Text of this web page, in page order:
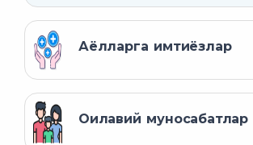
Аёлларга имтиёзлар
Оилавий муносабатлар